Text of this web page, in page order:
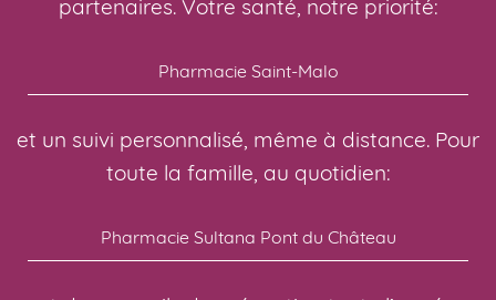
partenaires. Votre santé, notre priorité:
Pharmacie Saint-Malo
et un suivi personnalisé, même à distance. Pour
toute la famille, au quotidien:
Pharmacie Sultana Pont du Château